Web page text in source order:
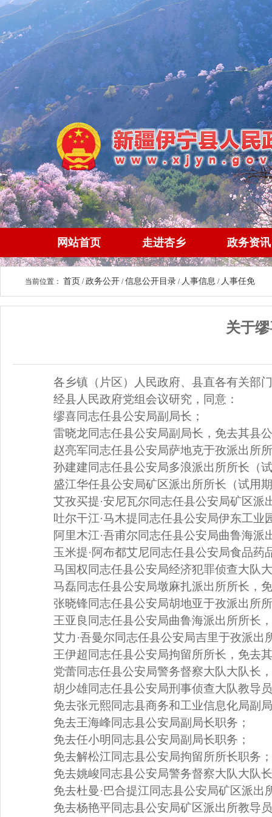
网站首页 走进杏乡 政务资讯
当前位置： 首页 /政务公开 /信息公开目录 / 人事信息 / 人事任免
关于
各乡镇（片区）人民政府、县直各有关部
经县人民政府党组会议研究，同意：
缪喜同志任县公安局副局长 ；
雷晓龙同志任县公安局副局长，免去其县
赵亮军同志任县公安局萨地克于孜派出所
孙建建同志任县公安局多浪派出所所长 （
盛江华任县公安局矿区派出所所长 （试用
艾孜买提·安尼瓦尔同志任县公安局矿区派
吐尔干江·马木提同志任县公安局伊东工业
阿里木江·吾甫尔同志任县公安局曲鲁海派
玉米提·阿布都艾尼同志任县公安局食品药
马国权同志任县公安局经济犯罪侦查大队
马磊同志任县公安局墩麻扎派出所所长 ，
张晓锋同志任县公安局胡地亚于孜派出所
王亚良同志任县公安局曲鲁海派出所所长
艾力 ·吾曼尔同志任县公安局吉里于孜派出
王伊超同志任县公安局拘留所所长，免去
党蕾同志任县公安局警务督察大队大队长
胡少雄同志任县公安局刑事侦查大队教导
免去张元熙同志县商务和工业信息化局副
免去王海峰同志县公安局副局长职务 ；
免去任小明同志县公安局副局长职务 ；
免去解松江同志县公安局拘留所所长职务
免去姚峻同志县公安局警务督察大队大队
免去杜曼· 巴合提江同志县公安局矿区派出
免去杨艳平同志县公安局矿区派出所教导